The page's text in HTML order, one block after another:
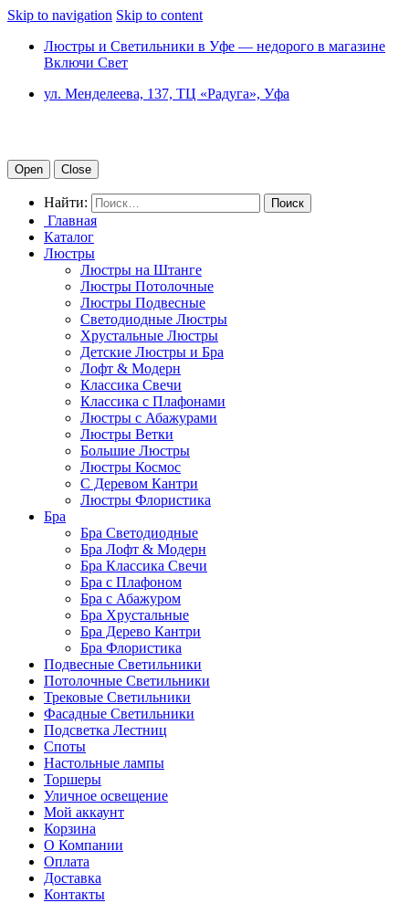
Skip to navigation Skip to content
Люстры и Светильники в Уфе — недорого в магазине
Включи Свет
ул. Менделеева, 137, ТЦ «Радуга», Уфа
Open Close
Найти:
Главная
Каталог
Люстры
Люстры на Штанге
Люстры Потолочные
Люстры Подвесные
Светодиодные Люстры
Хрустальные Люстры
Детские Люстры и Бра
Лофт & Модерн
Классика Свечи
Классика с Плафонами
Люстры с Абажурами
Люстры Ветки
Большие Люстры
Люстры Космос
С Деревом Кантри
Люстры Флористика
Бра
Бра Светодиодные
Бра Лофт & Модерн
Бра Классика Свечи
Бра с Плафоном
Бра с Абажуром
Бра Хрустальные
Бра Дерево Кантри
Бра Флористика
Подвесные Светильники
Потолочные Светильники
Трековые Светильники
Фасадные Светильники
Подсветка Лестниц
Споты
Настольные лампы
Торшеры
Уличное освещение
Мой аккаунт
Корзина
О Компании
Оплата
Доставка
Контакты